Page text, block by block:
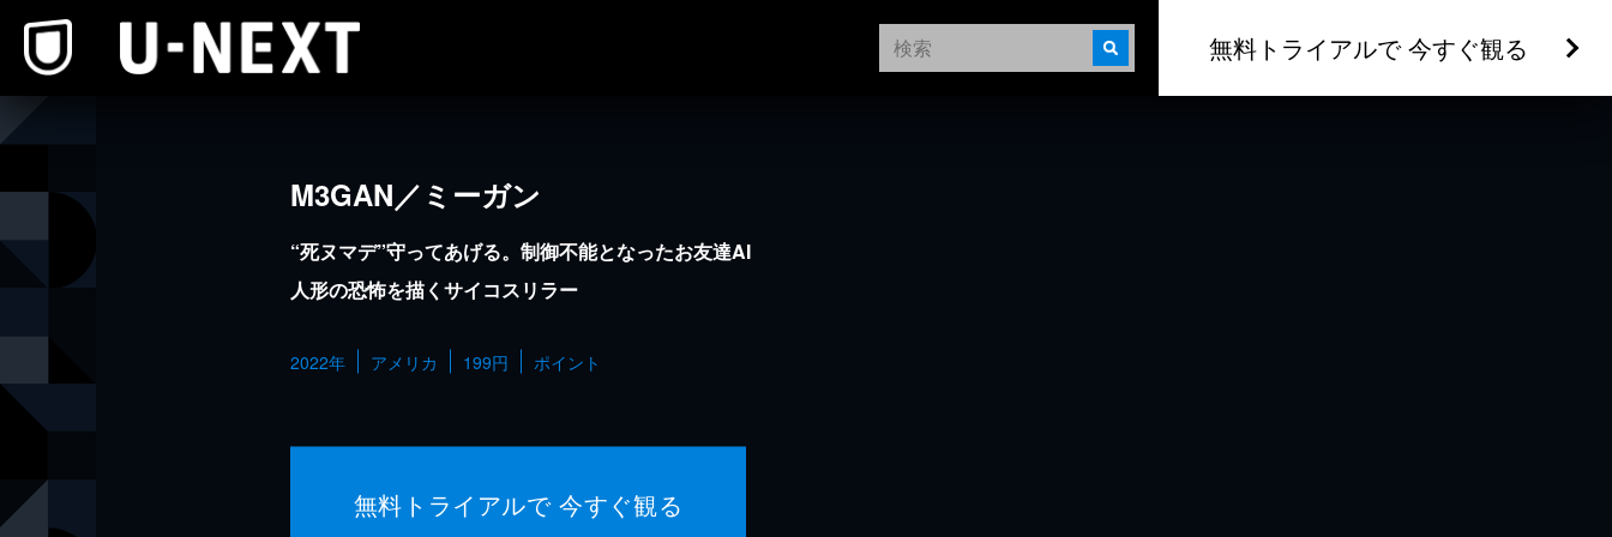
無料トライアルで 今すぐ観る
M3GAN／ミーガン
“死ヌマデ”守ってあげる。制御不能となったお友達AI
人形の恐怖を描くサイコスリラー
2022年 アメリカ 199円 ポイント
無料トライアルで 今すぐ観る